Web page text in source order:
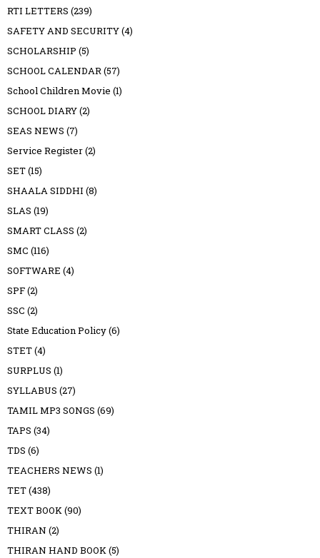
RTI LETTERS (239)
SAFETY AND SECURITY(4)
SCHOLARSHIP (5)
SCHOOL CALENDAR(57)
School Children Movie (1)
SCHOOL DIARY(2)
SEAS NEWS (7)
Service Register(2)
SET(15)
SHAALA SIDDHI (8)
SLAS (19)
SMART CLASS (2)
SMC (116)
SOFTWARE (4)
SPF(2)
SSC (2)
State Education Policy(6)
STET(4)
SURPLUS (1)
SYLLABUS (27)
TAMIL MP3 SONGS (69)
TAPS (34)
TDS (6)
TEACHERS NEWS (1)
TET(438)
TEXT BOOK(90)
THIRAN (2)
THIRAN HAND BOOK(5)